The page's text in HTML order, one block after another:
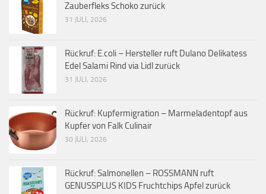
Zauberfleks Schoko zurück
31 JULI, 2026
Rückruf: E.coli – Hersteller ruft Dulano Delikatess
Edel Salami Rind via Lidl zurück
31 JULI, 2026
Rückruf: Kupfermigration – Marmeladentopf aus
Kupfer von Falk Culinair
30 JULI, 2026
Rückruf: Salmonellen – ROSSMANN ruft
GENUSSPLUS KIDS Fruchtchips Apfel zurück